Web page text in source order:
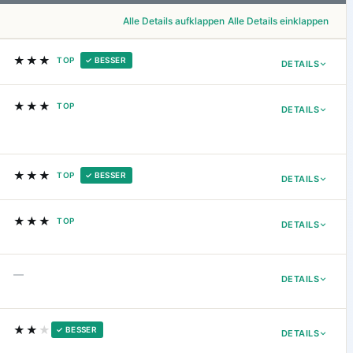
Alle Details aufklappen Alle Details einklappen
DETAILS
★★★ TOP ✓ BESSER
DETAILS
★★★ TOP
DETAILS
★★★ TOP ✓ BESSER
DETAILS
★★★ TOP
DETAILS
—
DETAILS
★★ ★ ✓ BESSER